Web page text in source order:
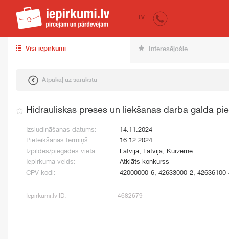
iepirkumi.lv
LV
Visi iepirkumi Interesējošie
Atpakaļ uz sarakstu
Hidrauliskās preses un liekšanas darba galda
Izsludināšanas datums:
14.11.2024
Pieteikšanās termiņš:
16.12.2024
Izpildes/piegādes vieta:
Latvija, Latvija, Kurzeme
Iepirkuma veids:
Atklāts konkurss
CPV kodi:
42000000-6, 42633000-2,
Iepirkumi.lv ID: 4682679